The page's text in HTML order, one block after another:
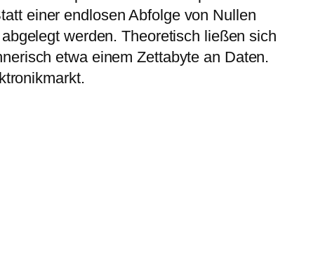
einer endlosen Abfolge von Nullen
werden. Theoretisch ließen sich
etwa einem Zettabyte an Daten.